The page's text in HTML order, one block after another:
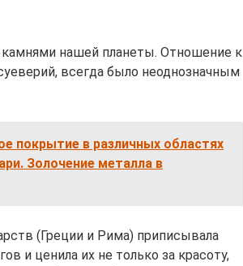
нашей планеты. Отношение к
всегда было неоднозначным
покрытие в различных областях
Золочение металла в
(Греции и Рима) приписывала
и ценила их не только за красоту,